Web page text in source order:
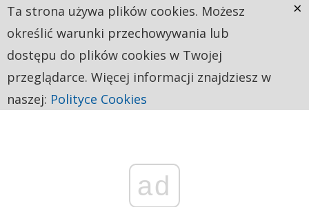
ad
Ta strona używa plików cookies. Możesz
określić warunki przechowywania lub
dostępu do plików cookies w Twojej
przeglądarce. Więcej informacji znajdziesz w
naszej: Polityce Cookies
×